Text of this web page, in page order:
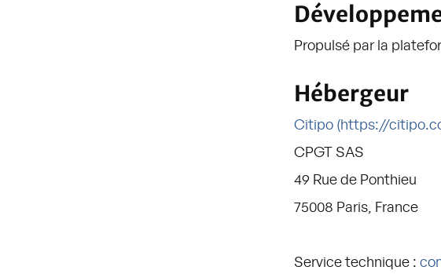
Propulsé par la
Hébergeur
Citipo (https://
CPGT SAS
49 Rue de Ponthieu
75008 Paris, France
Service technique :